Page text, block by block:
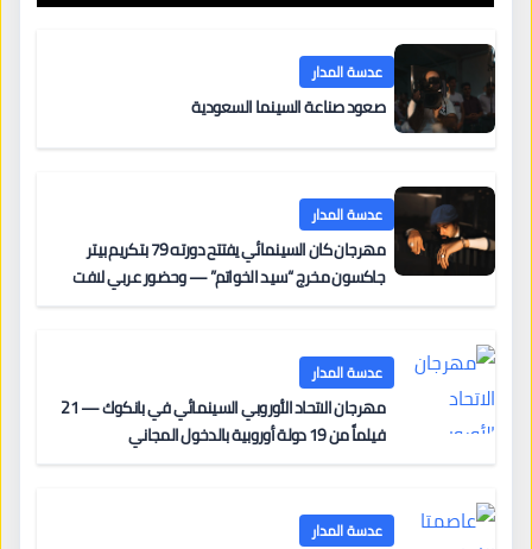
عدسة المدار
صعود صناعة السينما السعودية
عدسة المدار
مهرجان كان السينمائي يفتتح دورته 79 بتكريم بيتر
جاكسون مخرج “سيد الخواتم” — وحضور عربي لافت
عدسة المدار
مهرجان الاتحاد الأوروبي السينمائي في بانكوك — 21
فيلماً من 19 دولة أوروبية بالدخول المجاني
عدسة المدار